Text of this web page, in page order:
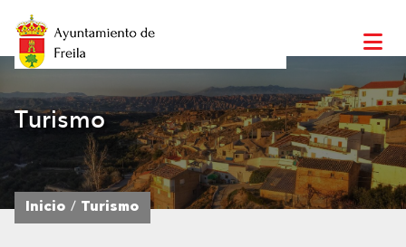
Turismo
Inicio Turismo